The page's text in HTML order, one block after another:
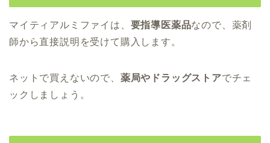
マイティアルミファイは、 要指導医薬品なので、薬剤
師から直接説明を受けて購入します。
ネットで買えないので、 薬局やドラッグストアでチェ
ックしましょう。